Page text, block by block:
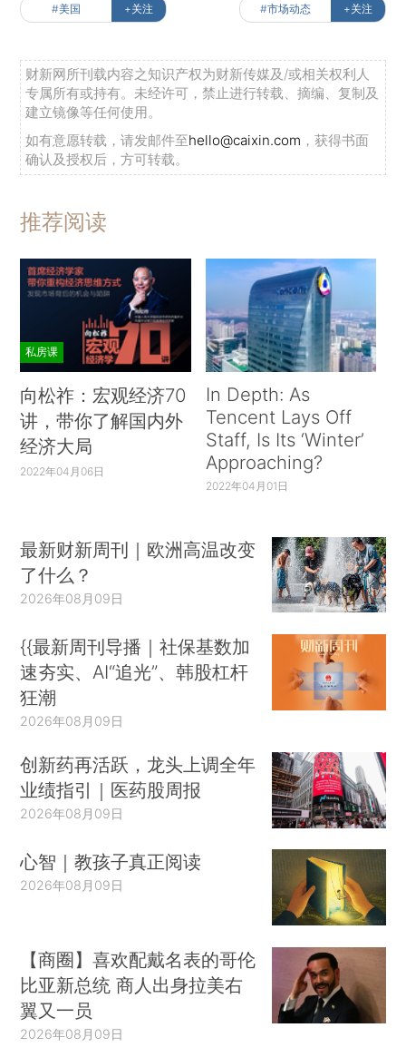
#美国 +关注 #市场动态 +关注
财新网所刊载内容之知识产权为财新传媒及/或相关权利人
专属所有或持有。未经许可，禁止进行转载、摘编、复制及
建立镜像等任何使用。
如有意愿转载，请发邮件至hello@caixin.com ，获得书面
确认及授权后，方可转载。
推荐阅读
私房课
向松祚：宏观经济70
讲，带你了解国内外
经济大局
2022年04月06日
In Depth: As
Tencent Lays Off
Staff, Is Its ‘Winter’
Approaching?
2022年04月01日
最新财新周刊｜欧洲高温改变
了什么？
2026年08月09日
{{最新周刊导播｜社保基数加
速夯实、AI“追光”、韩股杠杆
狂潮
2026年08月09日
创新药再活跃，龙头上调全年
业绩指引｜医药股周报
2026年08月09日
心智｜教孩子真正阅读
2026年08月09日
【商圈】喜欢配戴名表的哥伦
比亚新总统 商人出身拉美右
翼又一员
2026年08月09日